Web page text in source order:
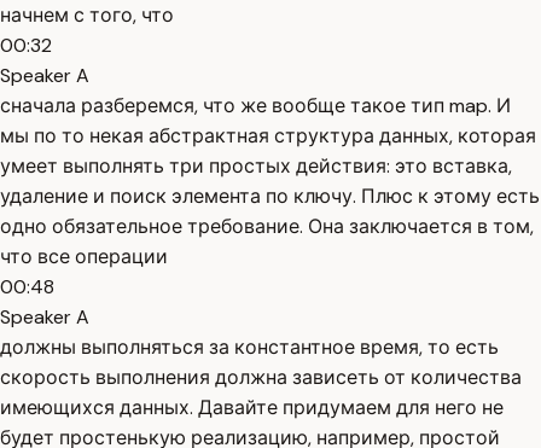
начнем с того, что
00:32
Speaker A
сначала разберемся, что же вообще такое тип map. И
мы по то некая абстрактная структура данных, которая
умеет выполнять три простых действия: это вставка,
удаление и поиск элемента по ключу. Плюс к этому есть
одно обязательное требование. Она заключается в том,
что все операции
00:48
Speaker A
должны выполняться за константное время, то есть
скорость выполнения должна зависеть от количества
имеющихся данных. Давайте придумаем для него не
будет простенькую реализацию, например, простой